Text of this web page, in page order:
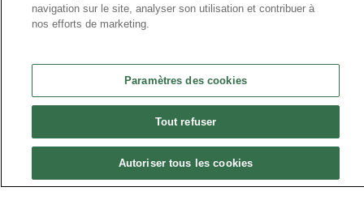
MaSanTprev : lancement de
L’application mobile nationale
navigation sur le site, analyser son utilisation et contribuer à
nos efforts de marketing.
Paramètres des cookies
Tout refuser
Autoriser tous les cookies